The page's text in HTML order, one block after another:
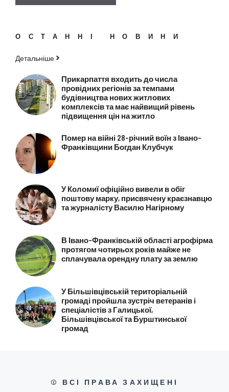
ОСТАННІ НОВИНИ
Детальніше
Прикарпаття входить до числа
провідних регіонів за темпами
будівництва нових житлових
комплексів та має найвищий рівень
підвищення цін на житло
Помер на війні 28-річний воїн з Івано-
Франківщини Богдан Клубчук
У Коломиї офіційно вивели в обіг
поштову марку, присвячену краєзнавцю
та журналісту Василю Нагірному
В Івано-Франківській області агрофірма
протягом чотирьох років майже не
сплачувала орендну плату за землю
У Більшівцівській територіальній
громаді пройшла зустріч ветеранів і
спеціалістів з Галицької,
Більшівцівської та Бурштинської
громад
© ВСІ ПРАВА ЗАХИЩЕНІ